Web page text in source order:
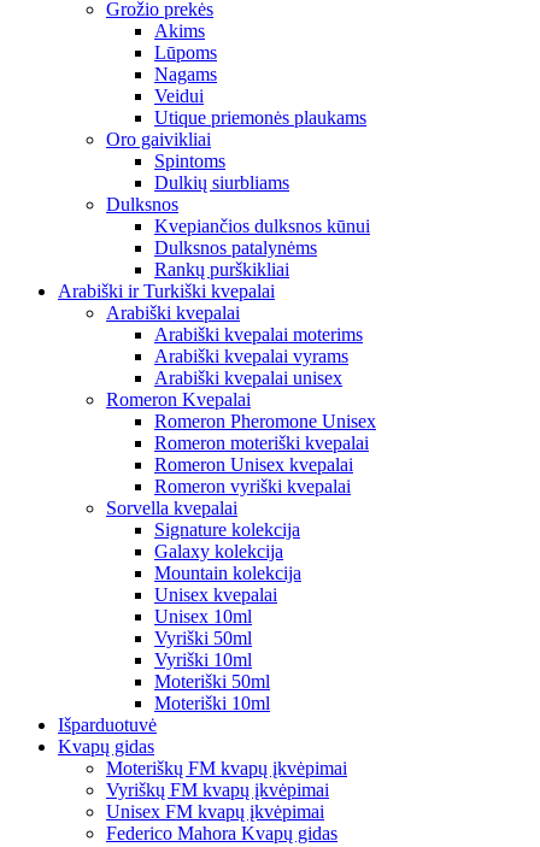
Grožio prekės
Akims
Lūpoms
Nagams
Veidui
Utique priemonės plaukams
Oro gaivikliai
Spintoms
Dulkių siurbliams
Dulksnos
Kvepiančios dulksnos kūnui
Dulksnos patalynėms
Rankų purškikliai
Arabiški ir Turkiški kvepalai
Arabiški kvepalai
Arabiški kvepalai moterims
Arabiški kvepalai vyrams
Arabiški kvepalai unisex
Romeron Kvepalai
Romeron Pheromone Unisex
Romeron moteriški kvepalai
Romeron Unisex kvepalai
Romeron vyriški kvepalai
Sorvella kvepalai
Signature kolekcija
Galaxy kolekcija
Mountain kolekcija
Unisex kvepalai
Unisex 10ml
Vyriški 50ml
Vyriški 10ml
Moteriški 50ml
Moteriški 10ml
Išparduotuvė
Kvapų gidas
Moteriškų FM kvapų įkvėpimai
Vyriškų FM kvapų įkvėpimai
Unisex FM kvapų įkvėpimai
Federico Mahora Kvapų gidas